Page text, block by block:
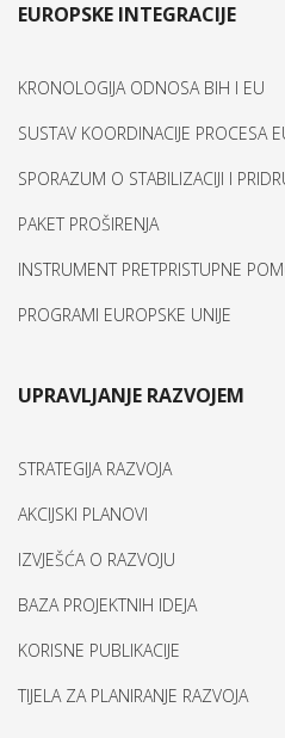
EUROPSKE INTEGRACIJE
KRONOLOGIJA ODNOSA BIH I EU
SUSTAV KOORDINACIJE PROCESA
SPORAZUM O STABILIZACIJI I
PAKET PROŠIRENJA
INSTRUMENT PRETPRISTUPNE
PROGRAMI EUROPSKE UNIJE
UPRAVLJANJE RAZVOJEM
STRATEGIJA RAZVOJA
AKCIJSKI PLANOVI
IZVJEŠĆA O RAZVOJU
BAZA PROJEKTNIH IDEJA
KORISNE PUBLIKACIJE
TIJELA ZA PLANIRANJE RAZVOJA